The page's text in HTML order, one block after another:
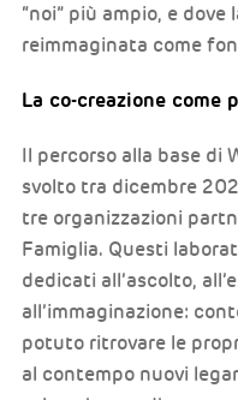
“noi” più ampio, e
reimmaginata come
La co-creazione come
Il percorso alla base di
svolto tra dicembre
tre organizzazioni
Famiglia. Questi
dedicati all’ascolto,
all’immaginazione:
potuto ritrovare le
al contempo nuovi